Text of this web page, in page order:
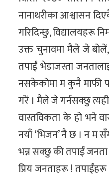
नानाथरीका आश्वासन
गरिदिन्छु, विद्यालयहरू
उक्त चुनावमा मैले जे
तपाईं भेडाजस्ता
नसकेकोमा म कुनै माफी
गरें । मैले जे गर्नसक्छु
वास्तविकता के हो भने
नयाँ ‘भिजन’ नै छ । न म
भन्न सक्छु की तपाईं जनता
प्रिय जनताहरू !